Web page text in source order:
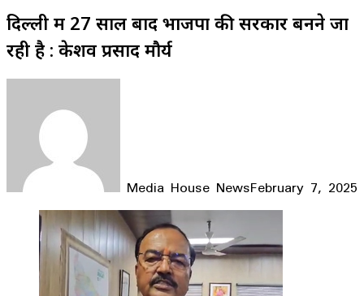
दिल्ली में 27 साल बाद भाजपा की सरकार बनने जा
रही है : केशव प्रसाद मौर्य
Media House NewsFebruary 7, 2025
Facebook
LinkedIn
WhatsApp
Telegram